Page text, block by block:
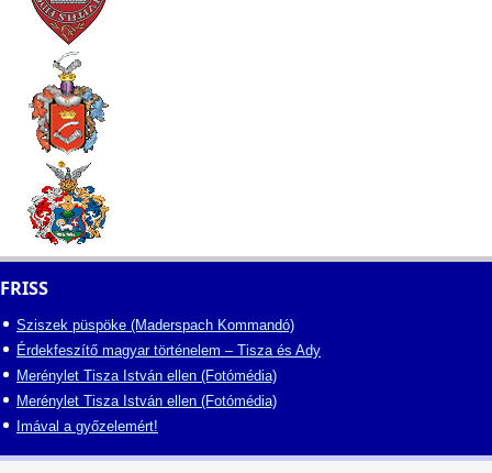
FRISS
Sziszek püspöke (Maderspach Kommandó)
Érdekfeszítő magyar történelem – Tisza és Ady
Merénylet Tisza István ellen (Fotómédia)
Merénylet Tisza István ellen (Fotómédia)
Imával a győzelemért!